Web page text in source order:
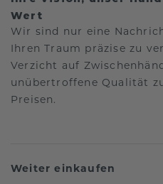
Wert
Wir sind nur eine
Ihren Traum präzise zu
Verzicht auf
unübertroffene Qualität
Preisen.
Weiter einkaufen